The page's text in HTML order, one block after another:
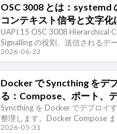
OSC 3008 とは：systemd
コンテキスト信号と文字化
処
UAPI.15 OSC 3008 Hierarchical
Signalling の役割、送信されるデー
systemd での使われ方、古い端末
2026-06-23
Docker で Syncthing をデ
る：Compose、ポート、
トリマッピングの注意点
Syncthing を Docker でデプロイ
整理します。Docker Compose
docker run でコンテナを起動し、
2026-05-31